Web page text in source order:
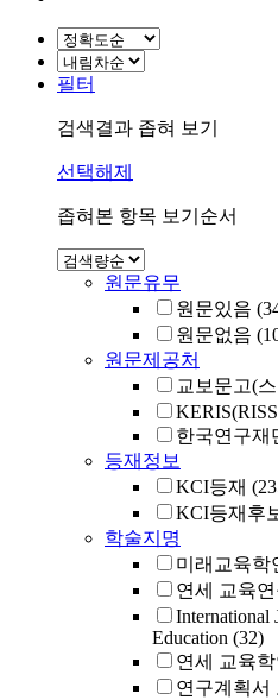
필터
검색결과 좁혀 보기
선택해제
좁혀본 항목 보기순서
원문유무
원문있음
원문없음
원문제공처
교보문고(
한국연구재
등재정보
KCI등재
KCI등재후
학술지명
미래교육학
연세 교육
International
Education (32)
연세 교육
연구계획서